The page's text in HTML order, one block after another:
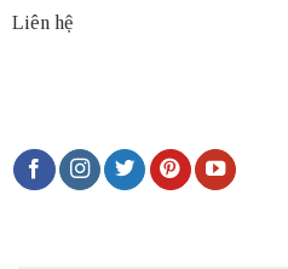
Liên hệ